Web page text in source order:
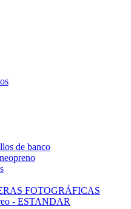
de banco
FOTOGRÁFICAS
- ESTANDAR